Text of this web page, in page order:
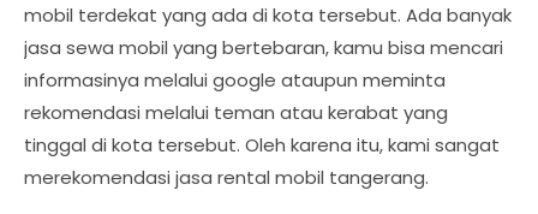
mobil terdekat yang ada di kota tersebut. Ada banyak
jasa sewa mobil yang bertebaran, kamu bisa mencari
informasinya melalui google ataupun meminta
rekomendasi melalui teman atau kerabat yang
tinggal di kota tersebut. Oleh karena itu, kami sangat
merekomendasi jasa rental mobil tangerang.